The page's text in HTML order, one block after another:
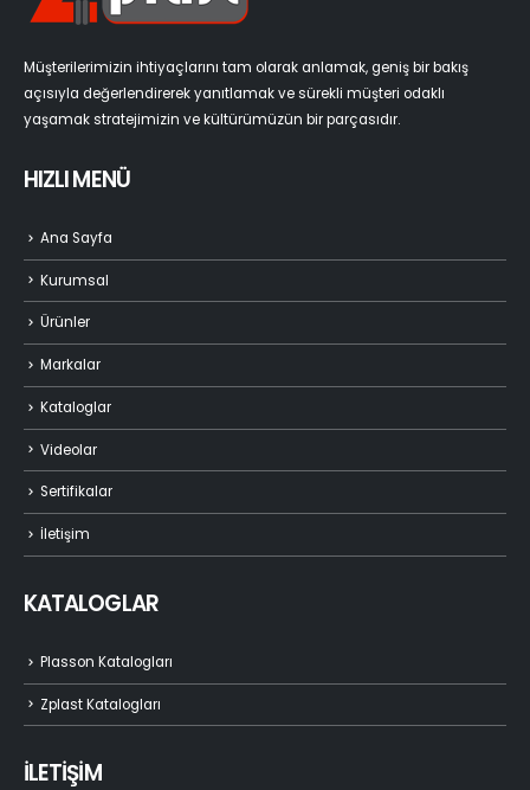
Müşterilerimizin ihtiyaçlarını tam olarak anlamak, geniş bir bakış
açısıyla değerlendirerek yanıtlamak ve sürekli müşteri odaklı
Ana Sayfa
Kurumsal
Ürünler
Markalar
Kataloglar
Videolar
Sertifikalar
İletişim
Plasson Katalogları
Zplast Katalogları